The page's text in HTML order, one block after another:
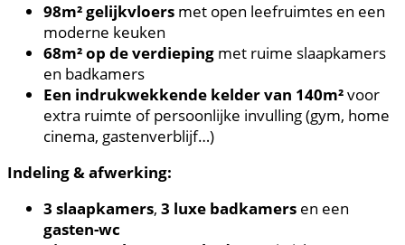
98m² gelijkvloers met open leefruimtes en een
moderne keuken
68m² op de verdieping met ruime slaapkamers
en badkamers
Een indrukwekkende kelder van 140m²voor
extra ruimte of persoonlijke invulling (gym, home
cinema, gastenverblijf…)
Indeling & afwerking:
3 slaapkamers, 3 luxe badkamers en een
gasten-wc